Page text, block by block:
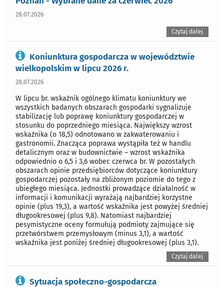
28.07.2026
Czytaj dalej
Koniunktura gospodarcza w województwie
wielkopolskim w lipcu 2026 r.
28.07.2026
W lipcu br. wskaźnik ogólnego klimatu koniunktury we
wszystkich badanych obszarach gospodarki sygnalizuje
stabilizację lub poprawę koniunktury gospodarczej w
stosunku do poprzedniego miesiąca. Największy wzrost
wskaźnika (o 18,5) odnotowano w zakwaterowaniu i
gastronomii. Znacząca poprawa wystąpiła też w handlu
detalicznym oraz w budownictwie – wzrost wskaźnika
odpowiednio o 6,5 i 3,6 wobec czerwca br. W pozostałych
obszarach opinie przedsiębiorców dotyczące koniunktury
gospodarczej pozostały na zbliżonym poziomie do tego z
ubiegłego miesiąca. Jednostki prowadzące działalność w
informacji i komunikacji wyrażają najbardziej korzystne
opinie (plus 19,3), a wartość wskaźnika jest powyżej średniej
długookresowej (plus 9,8). Natomiast najbardziej
pesymistyczne oceny formułują podmioty zajmujące się
przetwórstwem przemysłowym (minus 3,1), a wartość
wskaźnika jest poniżej średniej długookresowej (plus 3,1).
Czytaj dalej
Sytuacja społeczno-gospodarcza